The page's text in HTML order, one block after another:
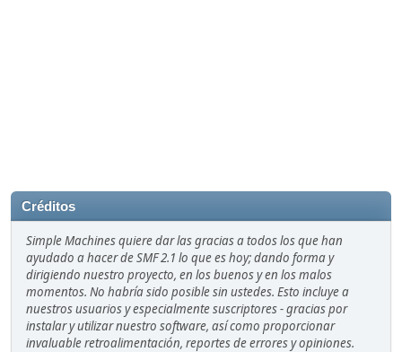
Créditos
Simple Machines quiere dar las gracias a todos los que han
ayudado a hacer de SMF 2.1 lo que es hoy; dando forma y
dirigiendo nuestro proyecto, en los buenos y en los malos
momentos. No habría sido posible sin ustedes. Esto incluye a
nuestros usuarios y especialmente suscriptores - gracias por
instalar y utilizar nuestro software, así como proporcionar
invaluable retroalimentación, reportes de errores y opiniones.